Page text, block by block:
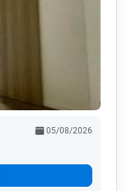
05/08/2026